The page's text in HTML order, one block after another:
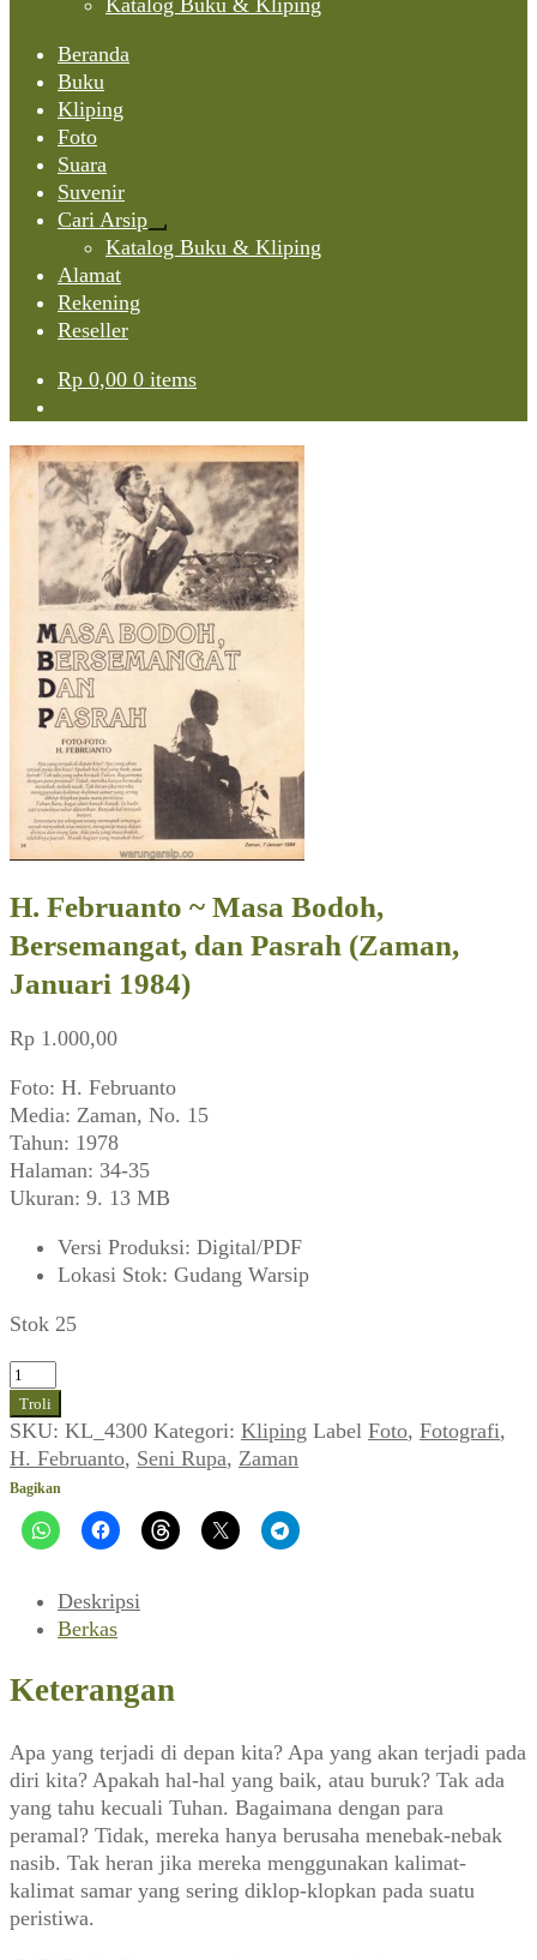
Katalog Buku & Kliping
Beranda
Buku
Kliping
Foto
Suara
Suvenir
Cari Arsip
Expand
child
Katalog Buku & Kliping
Alamat
Rekening
Reseller
Rp 0,00 0 items
H. Februanto ~ Masa Bodoh,
Bersemangat, dan Pasrah (Zaman,
Januari 1984)
Rp 1.000,00
Foto: H. Februanto
Media: Zaman, No. 15
Tahun: 1978
Halaman: 34-35
Ukuran: 9. 13 MB
Versi Produksi: Digital/PDF
Lokasi Stok: Gudang Warsip
Stok 25
Kuantitas
H.
Februanto
~
Masa
Bodoh,
Bersemangat,
Pasrah
(Zaman,
1984)
Troli
SKU: KL_4300 Kategori: Kliping Label Foto, Fotografi,
H. Februanto, Seni Rupa, Zaman
Bagikan
Deskripsi
Berkas
Keterangan
Apa yang terjadi di depan kita? Apa yang akan terjadi pada
diri kita? Apakah hal-hal yang baik, atau buruk? Tak ada
yang tahu kecuali Tuhan. Bagaimana dengan para
peramal? Tidak, mereka hanya berusaha menebak-nebak
nasib. Tak heran jika mereka menggunakan kalimat-
kalimat samar yang sering diklop-klopkan pada suatu
peristiwa.